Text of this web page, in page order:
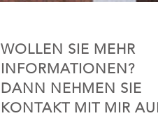
WOLLEN SIE MEHR
INFORMATIONEN?
DANN NEHMEN SIE
KONTAKT MIT MIR